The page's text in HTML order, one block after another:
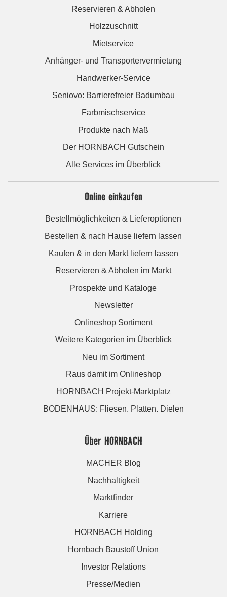
Reservieren & Abholen
Holzzuschnitt
Mietservice
Anhänger- und Transportervermietung
Handwerker-Service
Seniovo: Barrierefreier Badumbau
Farbmischservice
Produkte nach Maß
Der HORNBACH Gutschein
Alle Services im Überblick
Online einkaufen
Bestellmöglichkeiten & Lieferoptionen
Bestellen & nach Hause liefern lassen
Kaufen & in den Markt liefern lassen
Reservieren & Abholen im Markt
Prospekte und Kataloge
Newsletter
Onlineshop Sortiment
Weitere Kategorien im Überblick
Neu im Sortiment
Raus damit im Onlineshop
HORNBACH Projekt-Marktplatz
BODENHAUS: Fliesen. Platten. Dielen
Über HORNBACH
MACHER Blog
Nachhaltigkeit
Marktfinder
Karriere
HORNBACH Holding
Hornbach Baustoff Union
Investor Relations
Presse/Medien